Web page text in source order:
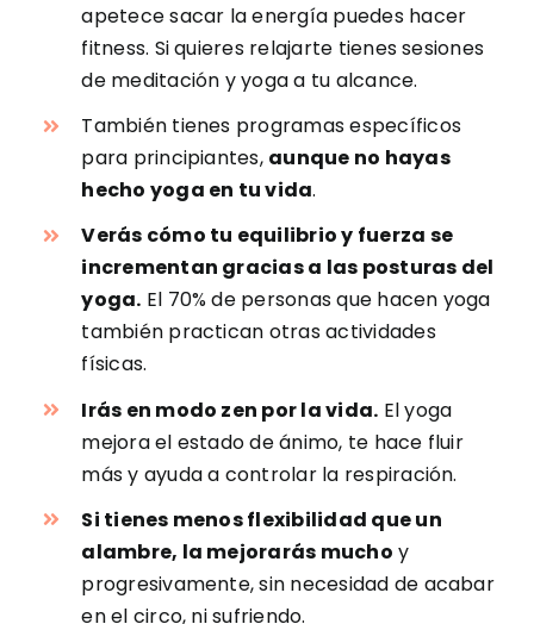
apetece sacar la energía puedes hacer
fitness. Si quieres relajarte tienes sesiones
de meditación y yoga a tu alcance.
También tienes programas específicos
para principiantes, aunque no hayas
hecho yoga en tu vida.
Verás cómo tu equilibrio y fuerza se
incrementan gracias a las posturas del
yoga. El 70% de personas que hacen yoga
también practican otras actividades
físicas.
Irás en modo zen por la vida. El yoga
mejora el estado de ánimo, te hace fluir
más y ayuda a controlar la respiración.
Si tienes menos flexibilidad que un
alambre, la mejorarás mucho y
progresivamente, sin necesidad de acabar
en el circo, ni sufriendo.